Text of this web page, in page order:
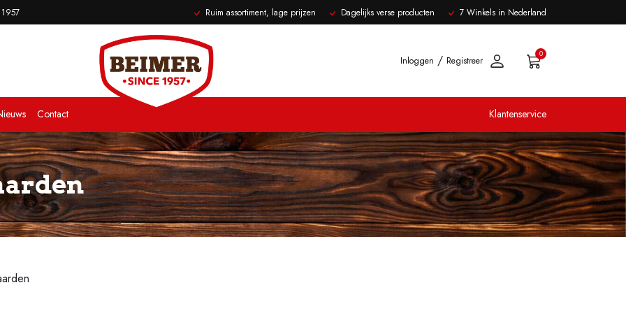
Ruim assortiment, lage prijzen Dagelijks verse producten 7 Winkels in Nederland
Inloggen / Registreer
0
Contact Klantenservice